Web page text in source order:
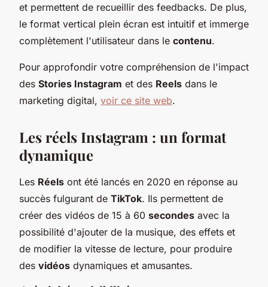
et permettent de recueillir des feedbacks. De plus,
le format vertical plein écran est intuitif et immerge
complètement l'utilisateur dans le contenu.
Pour approfondir votre compréhension de l'impact
des Stories Instagram et des Reels dans le
marketing digital, voir ce site web.
Les réels Instagram : un format
dynamique
Les Réels ont été lancés en 2020 en réponse au
succès fulgurant de TikTok. Ils permettent de
créer des vidéos de 15 à 60 secondes avec la
possibilité d'ajouter de la musique, des effets et
de modifier la vitesse de lecture, pour produire
des vidéos dynamiques et amusantes.